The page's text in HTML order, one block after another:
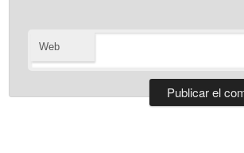
Web